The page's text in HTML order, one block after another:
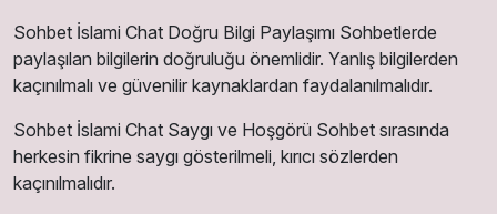
Sohbet İslami Chat Doğru Bilgi Paylaşımı Sohbetlerde
paylaşılan bilgilerin doğruluğu önemlidir. Yanlış bilgilerden
kaçınılmalı ve güvenilir kaynaklardan faydalanılmalıdır.
Sohbet İslami Chat Saygı ve Hoşgörü Sohbet sırasında
herkesin fikrine saygı gösterilmeli, kırıcı sözlerden
kaçınılmalıdır.